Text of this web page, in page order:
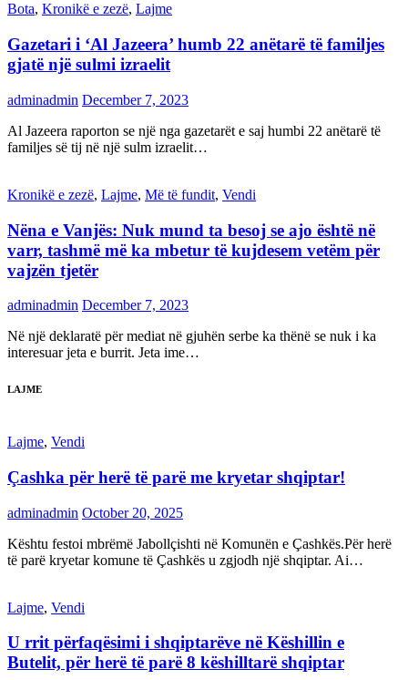
Bota, Kronikë e zezë, Lajme
Gazetari i ‘Al Jazeera’ humb 22 anëtarë të familjes
gjatë një sulmi izraelit
adminadmin December 7, 2023
Al Jazeera raporton se një nga gazetarët e saj humbi 22 anëtarë të
familjes së tij në një sulm izraelit…
Kronikë e zezë, Lajme, Më të fundit, Vendi
Nëna e Vanjës: Nuk mund ta besoj se ajo është në
varr, tashmë më ka mbetur të kujdesem vetëm për
vajzën tjetër
adminadmin December 7, 2023
Në një deklaratë për mediat në gjuhën serbe ka thënë se nuk i ka
interesuar jeta e burrit. Jeta ime…
LAJME
Lajme, Vendi
Çashka për herë të parë me kryetar shqiptar!
adminadmin October 20, 2025
Kështu festoi mbrëmë Jabollçishti në Komunën e Çashkës.Për herë
të parë kryetar komune të Çashkës u zgjodh një shqiptar. Ai…
Lajme, Vendi
U rrit përfaqësimi i shqiptarëve në Këshillin e
Butelit, për herë të parë 8 këshilltarë shqiptar